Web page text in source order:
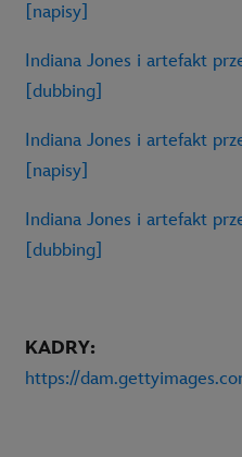
[napisy]
Indiana Jones i artefakt
[dubbing]
Indiana Jones i artefakt
[napisy]
Indiana Jones i artefakt
[dubbing]
KADRY:
https://